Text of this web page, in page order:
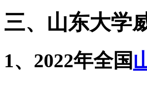
三、山东大学
1、2022年全国